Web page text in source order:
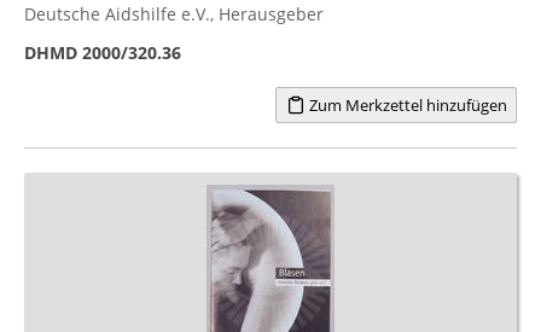
Deutsche Aidshilfe e.V., Herausgeber
DHMD 2000/320.36
Zum Merkzettel hinzufügen